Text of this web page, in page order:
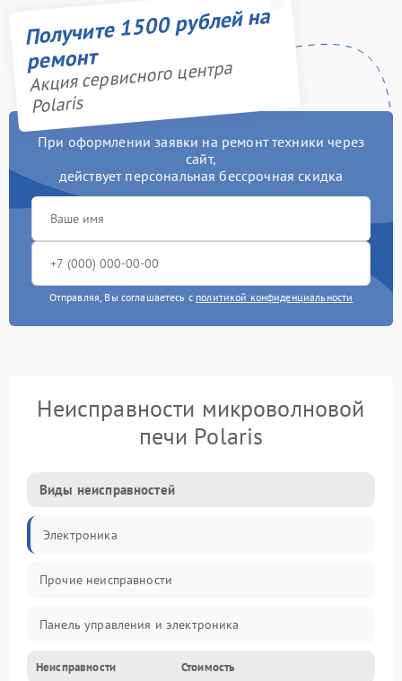
Получите 1500 рублей на
ремонт
Акция сервисного центра
Polaris
При оформлении заявки на ремонт техники через
сайт,
действует персональная бессрочная скидка
Отправляя, Вы соглашаетесь с политикой конфиденциальности
Неисправности микроволновой
печи Polaris
Виды неисправностей
Электроника
Прочие неисправности
Панель управления и электроника
Дверца и корпус
Неисправности Стоимость